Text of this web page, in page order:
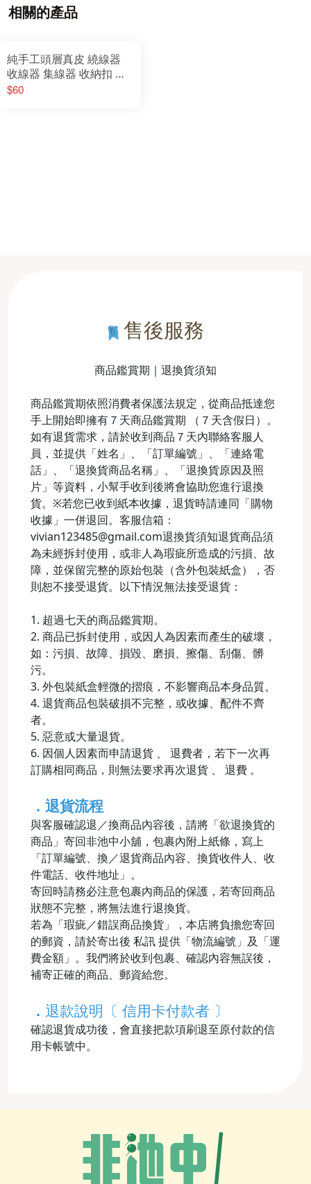
相關的產品
純手工頭層真皮 繞線器
收線器 集線器 收納扣 手
機 耳機線 手機線 數據線
$60
售後服務
商品鑑賞期｜退換貨須知
商品鑑賞期依照消費者保護法規定，從商品抵達您
手上開始即擁有７天商品鑑賞期 （７天含假日）。
如有退貨需求，請於收到商品７天內聯絡客服人
員，並提供「姓名」、「訂單編號」、「連絡電
話」、「退換貨商品名稱」、「退換貨原因及照
片」等資料，小幫手收到後將會協助您進行退換
貨。※若您已收到紙本收據，退貨時請連同「購物
收據」一併退回。客服信箱：
vivian123485@gmail.com退換貨須知退貨商品須
為未經拆封使用，或非人為瑕疵所造成的污損、故
障，並保留完整的原始包裝（含外包裝紙盒），否
則恕不接受退貨。以下情況無法接受退貨：
1. 超過七天的商品鑑賞期。
2. 商品已拆封使用，或因人為因素而產生的破壞，
如：污損、故障、損毀、磨損、擦傷、刮傷、髒
污。
3. 外包裝紙盒輕微的摺痕，不影響商品本身品質。
4. 退貨商品包裝破損不完整，或收據、配件不齊
者。
5. 惡意或大量退貨。
6. 因個人因素而申請退貨 、 退費者，若下一次再
訂購相同商品，則無法要求再次退貨 、 退費 。
．退貨流程
與客服確認退／換商品內容後，請將「欲退換貨的
商品」寄回非池中小舖，包裹內附上紙條，寫上
「訂單編號、換／退貨商品內容、換貨收件人、收
件電話、收件地址」。
寄回時請務必注意包裹內商品的保護，若寄回商品
狀態不完整，將無法進行退換貨。
若為「瑕疵／錯誤商品換貨」，本店將負擔您寄回
的郵資，請於寄出後 私訊 提供「物流編號」及「運
費金額」。我們將於收到包裹、確認內容無誤後，
補寄正確的商品、郵資給您。
． 退款說明〔 信用卡付款者 〕
確認退貨成功後，會直接把款項刷退至原付款的信
用卡帳號中。